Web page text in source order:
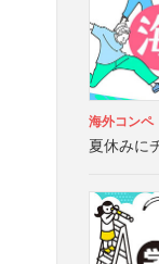
海外コンペ
夏休みに